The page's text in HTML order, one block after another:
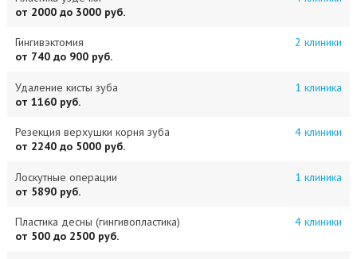
от 2000 до 3000 руб.
Гингивэктомия
2 клиники
от 740 до 900 руб.
Удаление кисты зуба
1 клиника
от 1160 руб.
Резекция верхушки корня зуба
4 клиники
от 2240 до 5000 руб.
Лоскутные операции
1 клиника
от 5890 руб.
Пластика десны (гингивопластика)
4 клиники
от 500 до 2500 руб.